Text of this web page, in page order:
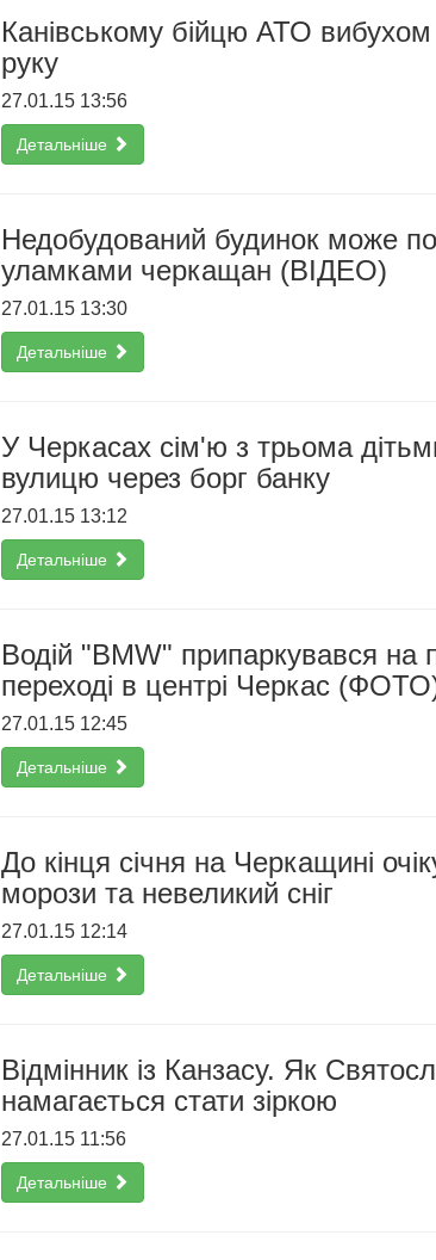
Канівському бійцю АТО вибухом
руку
27.01.15 13:56
Детальніше
Недобудований будинок може
уламками черкащан (ВІДЕО)
27.01.15 13:30
Детальніше
У Черкасах сім'ю з трьома
вулицю через борг банку
27.01.15 13:12
Детальніше
Водій "ВMW" припаркувався на
переході в центрі Черкас
27.01.15 12:45
Детальніше
До кінця січня на Черкащині
морози та невеликий сніг
27.01.15 12:14
Детальніше
Відмінник із Канзасу. Як
намагається стати зіркою
27.01.15 11:56
Детальніше